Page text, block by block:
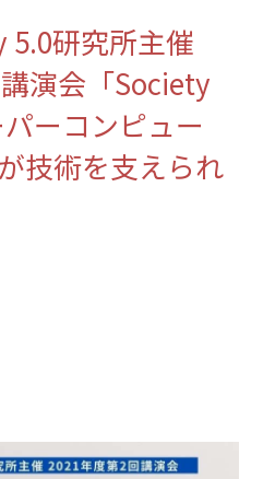
5.0研究所主催
演会「Society
ーコンピュー
技術を支えられ